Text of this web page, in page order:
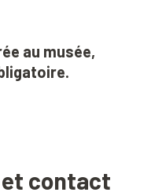
au musée,
contact